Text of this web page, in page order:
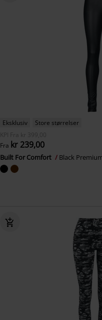
Eksklusiv
Store størrelser
KPI
Fra kr 399,00
Fra kr 239,00
Built For Comfort Black